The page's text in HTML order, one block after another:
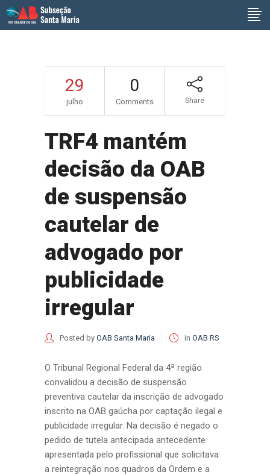
29
julho
0
Comments Share
TRF4 mantém
decisão da OAB
de suspensão
cautelar de
advogado por
publicidade
irregular
Posted by OAB Santa Maria in OAB RS
O Tribunal Regional Federal da 4ª região
convalidou a decisão de suspensão
preventiva cautelar da inscrição de advogado
inscrito na OAB gaúcha por captação ilegal e
publicidade irregular. Na decisão é negado o
pedido de tutela antecipada antecedente
apresentada pelo profissional que solicitava
a reintegração nos quadros da Ordem e a